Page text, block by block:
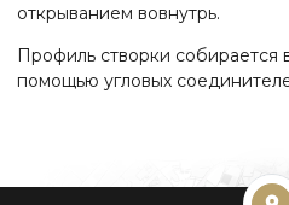
открыванием вовнутрь.
Профиль створки собирается
помощью угловых